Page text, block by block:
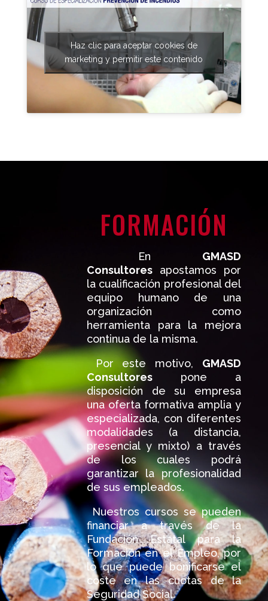
Haz clic para aceptar cookies de
marketing y permitir este contenido
FORMACIÓN
En GMASD
Consultores apostamos por
la cualificación profesional del
equipo humano de una
organización como
herramienta para la mejora
continua de la misma.
Por este motivo, GMASD
Consultorespone a
disposición de su empresa
una oferta formativa amplia y
especializada, con diferentes
modalidades (a distancia,
presencial y mixto) a través
de los cuales podrá
garantizar la profesionalidad
de sus empleados.
Nuestros cursos se pueden
financiar a través de la
Fundación Estatal para la
Formación en el Empleo, por
lo que puede bonificarse el
coste en las cuotas de la
Seguridad Social.